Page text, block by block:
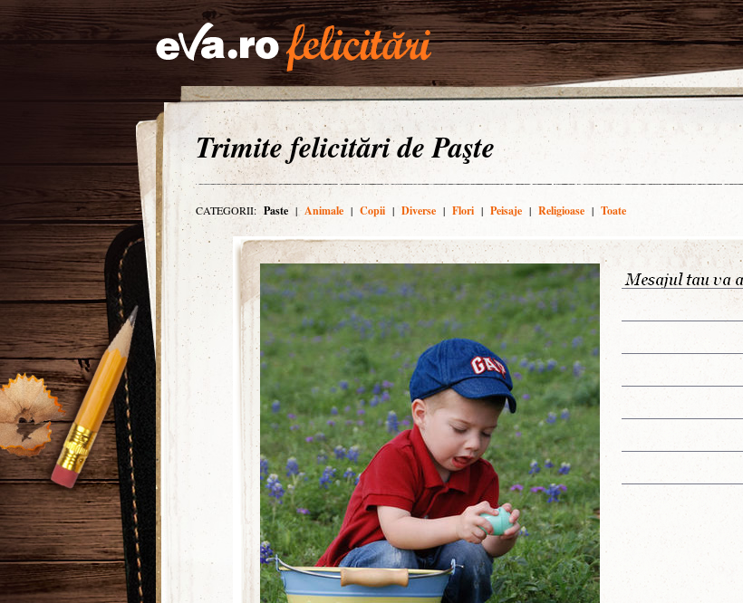
Trimite felicitări de Paşte
CATEGORII: Paste | Animale | Copii | Diverse | Flori | Peisaje | Religioase | Toate